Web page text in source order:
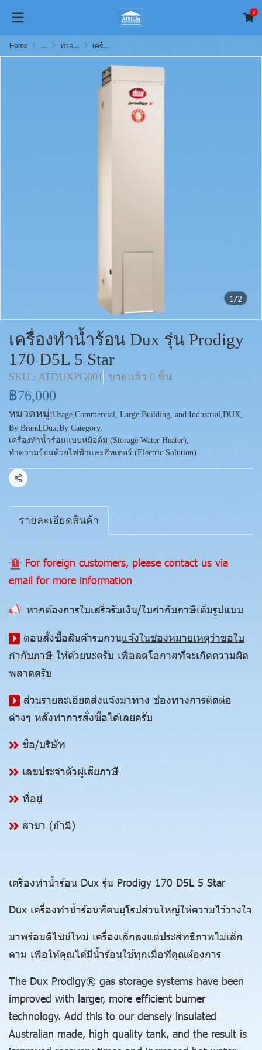
0
Home ... ทำความร้อนด้วยไฟฟ้าและฮีทเตอร์ (Electric Solution) เครื่องทำน้ำร้อน Dux รุ่น Prodigy 170 D5L 5 Star
1/2
เครื่องทำน้ำร้อน Dux รุ่น Prodigy
170 D5L 5 Star
SKU : ATDUXPG001 ขายแล้ว 0 ชิ้น
฿76,000
หมวดหมู่:Usage,Commercial, Large Building, and Industrial,DUX,
By Brand,Dux,By Category,
เครื่องทำน้ำร้อนแบบหม้อต้ม (Storage Water Heater),
ทำความร้อนด้วยไฟฟ้าและฮีทเตอร์ (Electric Solution)
แชร์
รายละเอียดสินค้า
For foreign customers, please contact us via
email for more information
หากต้องการใบเสร็จรับเงิน/ใบกำกับภาษีเต็มรูปแบบ
ตอนสั่งซื้อสินค้ารบกวนแจ้งในช่องหมายเหตุว่าขอใบ
กำกับภาษี ให้ด้วยนะครับ เพื่อลดโอกาสที่จะเกิดความผิด
พลาดครับ
ส่วนรายละเอียดส่งแจ้งมาทาง ช่องทางการติดต่อ
ต่างๆ หลังทำการสั่งซื้อได้เลยครับ
ชื่อ/บริษัท
เลขประจำตัวผู้เสียภาษี
ที่อยู่
สาขา (ถ้ามี)
เครื่องทำน้ำร้อน Dux รุ่น Prodigy 170 D5L 5 Star
Dux เครื่องทำน้ำร้อนที่คนยุโรปส่วนใหญ่ให้ความไว้วางใจ
มาพร้อมดีไซน์ใหม่ เครื่องเล็กลงแต่ประสิทธิภาพไม่เล็ก
ตาม เพื่อให้คุณได้มีน้ำร้อนใช้ทุกเมื่อที่คุณต้องการ
The Dux Prodigy® gas storage systems have been
improved with larger, more efficient burner
technology. Add this to our densely insulated
Australian made, high quality tank, and the result is